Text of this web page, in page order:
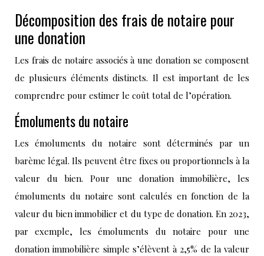
Décomposition des frais de notaire pour
une donation
Les frais de notaire associés à une donation se composent
de plusieurs éléments distincts. Il est important de les
comprendre pour estimer le coût total de l’opération.
Émoluments du notaire
Les émoluments du notaire sont déterminés par un
barème légal. Ils peuvent être fixes ou proportionnels à la
valeur du bien. Pour une donation immobilière, les
émoluments du notaire sont calculés en fonction de la
valeur du bien immobilier et du type de donation. En 2023,
par exemple, les émoluments du notaire pour une
donation immobilière simple s’élèvent à 2,5% de la valeur